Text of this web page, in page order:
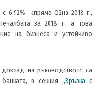
6.92% спрямо Q2на 2018 г.,
за 2018 г., а това
на бизнеса и устойчиво
на ръководството са
в секция „Връзка с